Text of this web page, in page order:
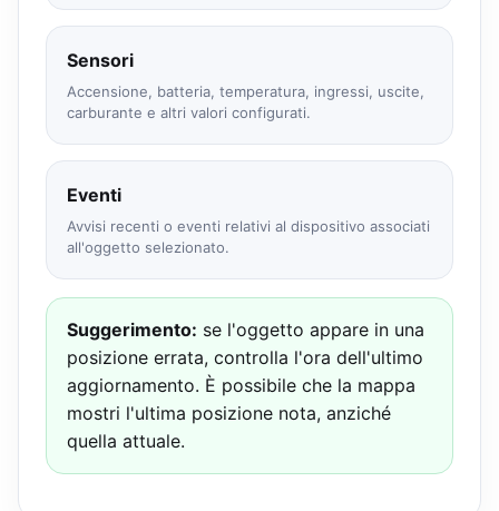
Sensori
Accensione, batteria, temperatura, ingressi, uscite,
carburante e altri valori configurati.
Eventi
Avvisi recenti o eventi relativi al dispositivo associati
all'oggetto selezionato.
Suggerimento: se l'oggetto appare in una
posizione errata, controlla l'ora dell'ultimo
aggiornamento. È possibile che la mappa
mostri l'ultima posizione nota, anziché
quella attuale.